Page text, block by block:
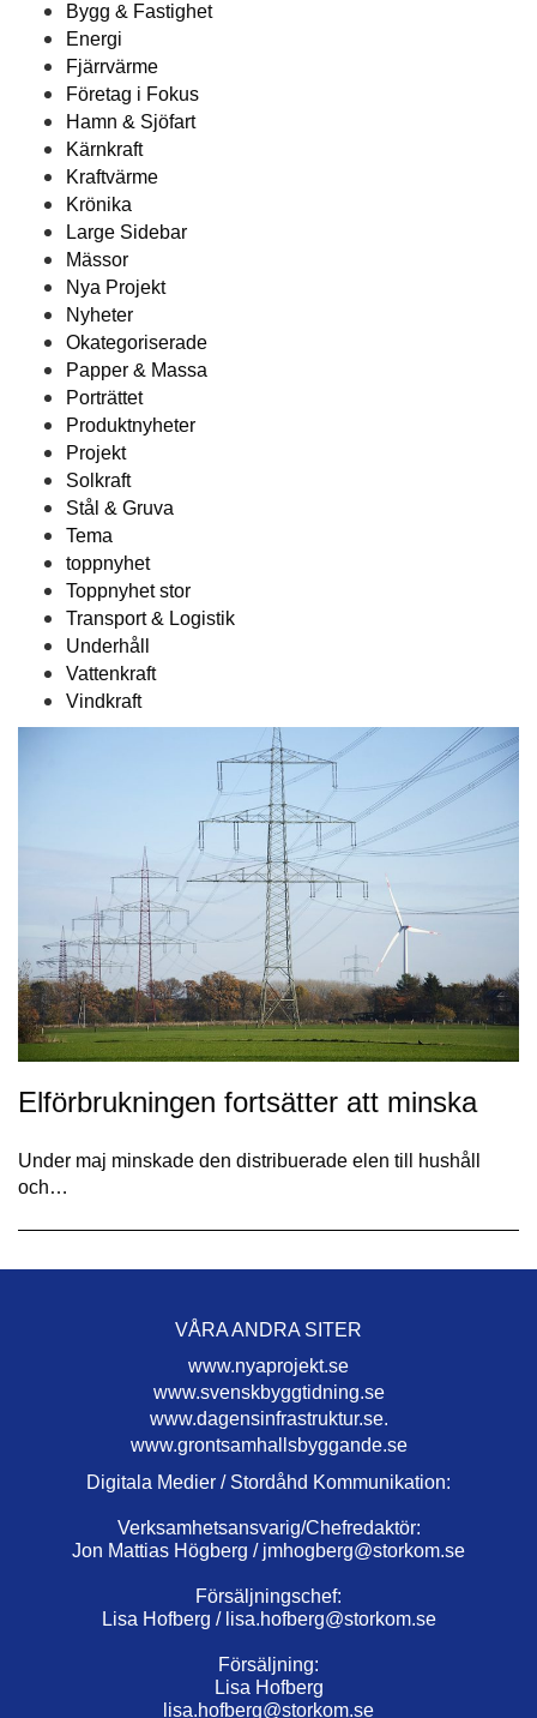
Bygg & Fastighet
Energi
Fjärrvärme
Företag i Fokus
Hamn & Sjöfart
Kärnkraft
Kraftvärme
Krönika
Large Sidebar
Mässor
Nya Projekt
Nyheter
Okategoriserade
Papper & Massa
Porträttet
Produktnyheter
Projekt
Solkraft
Stål & Gruva
Tema
toppnyhet
Toppnyhet stor
Transport & Logistik
Underhåll
Vattenkraft
Vindkraft
Elförbrukningen fortsätter att minska
Under maj minskade den distribuerade elen till hushåll
och…
VÅRA ANDRA SITER
www.nyaprojekt.se
www.svenskbyggtidning.se
www.dagensinfrastruktur.se.
www.grontsamhallsbyggande.se
Digitala Medier / Stordåhd Kommunikation:
Verksamhetsansvarig/Chefredaktör:
Jon Mattias Högberg / jmhogberg@storkom.se
Försäljningschef:
Lisa Hofberg / lisa.hofberg@storkom.se
Försäljning:
Lisa Hofberg
lisa.hofberg@storkom.se